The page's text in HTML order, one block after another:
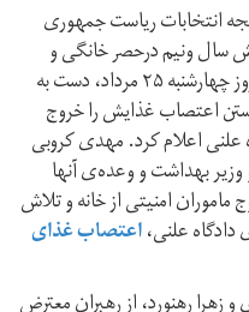
انتخابات ریاست جمهوری
سال ونیم درحصر خانگی و
پشت سرگذاشتن دو عمل جراحی قلب، روز چهارشنبه ۲۵ مرداد، دست به
اعتصاب غذایش را خروج
علنی اعلام کرد. مهدی کروبی
بهداشت و وعده‌ی آنها
امنیتی از خانه‌ و تلاش
علنی،اعتصاب غذای